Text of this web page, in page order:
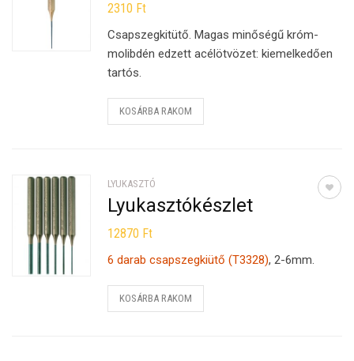
2310 Ft
Csapszegkitütő. Magas minőségű króm-
molibdén edzett acélötvözet: kiemelkedően
tartós.
KOSÁRBA RAKOM
LYUKASZTÓ
Lyukasztókészlet
12870 Ft
6 darab csapszegkiütő (T3328), 2-6mm.
KOSÁRBA RAKOM